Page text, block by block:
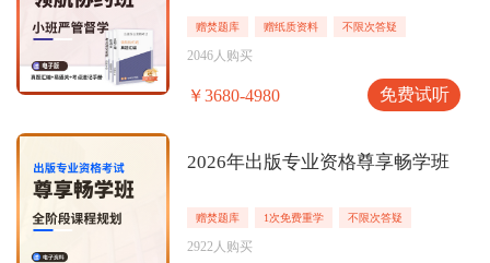
赠焚题库 赠纸质资料 不限次答疑
2046人购买
￥3680-4980 免费试听
2026年出版专业资格尊享畅学班
赠焚题库 1次免费重学 不限次答疑
2922人购买